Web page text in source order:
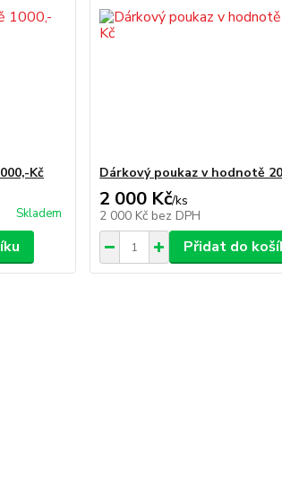
Kč
Skladem
Dárkový poukaz v hodnotě
2 000 Kč/ks
2 000 Kč bez DPH
Přidat do